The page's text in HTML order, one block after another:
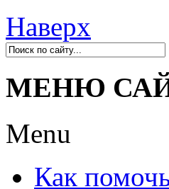
Наверх
МЕНЮ
Menu
Как